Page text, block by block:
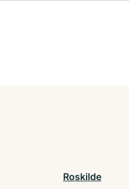
Roskilde